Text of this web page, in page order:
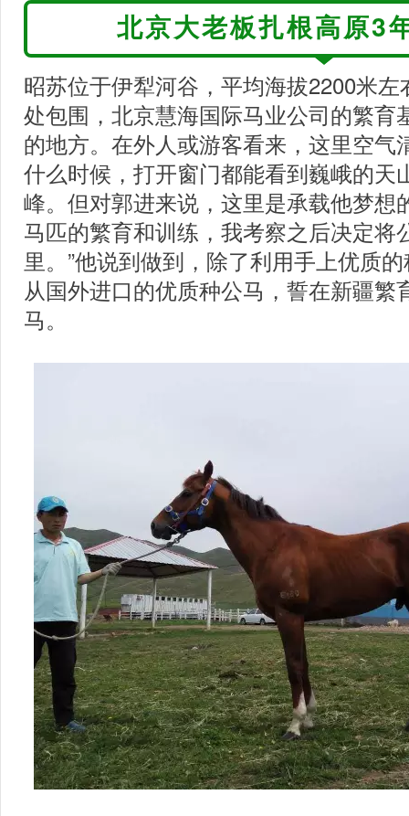
北京大老板扎根高原3
昭苏位于伊犁河谷，平均海拔2200米
处包围，北京慧海国际马业公司的繁育
的地方。在外人或游客看来，这里空气
什么时候，打开窗门都能看到巍峨的天
峰。但对郭进来说，这里是承载他梦想
马匹的繁育和训练，我考察之后决定将
里。”他说到做到，除了利用手上优质
从国外进口的优质种公马，誓在新疆繁
马。